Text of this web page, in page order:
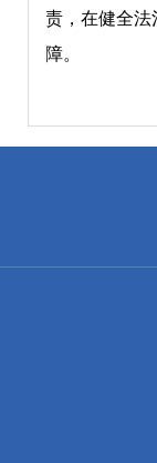
责，在健全
障。